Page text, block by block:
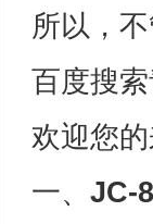
所以，
百度搜
欢迎您
一、 JC-